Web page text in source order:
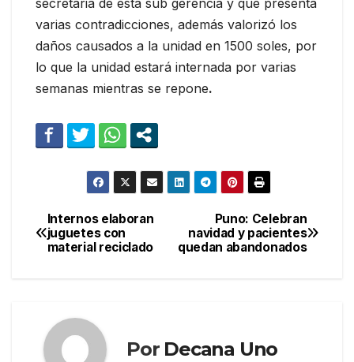
varias contradicciones, además valorizó los
daños causados a la unidad en 1500 soles, por
lo que la unidad estará internada por varias
semanas mientras se repone.
Navegación
de
Puno: Celebran
navidad y pacientes
quedan abandonados
Internos elaboran
juguetes con
material reciclado
Por Decana Uno